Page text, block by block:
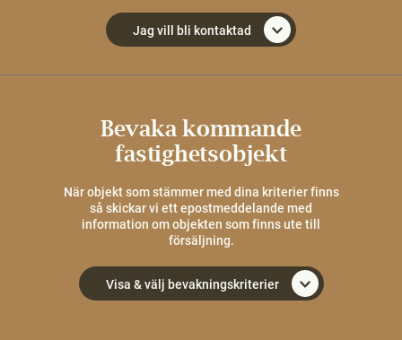
Jag vill bli kontaktad
Bevaka kommande
fastighetsobjekt
När objekt som stämmer med dina kriterier finns
så skickar vi ett epostmeddelande med
information om objekten som finns ute till
försäljning.
Visa & välj bevakningskriterier